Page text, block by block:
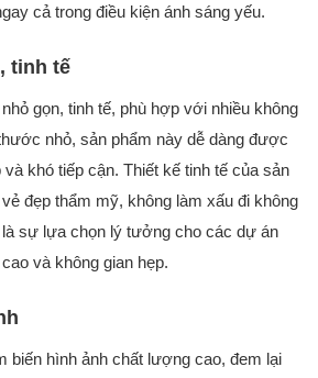
cả trong điều kiện ánh sáng yếu.
tinh tế
gọn, tinh tế, phù hợp với nhiều không
nhỏ, sản phẩm này dễ dàng được
khó tiếp cận. Thiết kế tinh tế của sản
đẹp thẩm mỹ, không làm xấu đi không
sự lựa chọn lý tưởng cho các dự án
và không gian hẹp.
biến hình ảnh chất lượng cao, đem lại